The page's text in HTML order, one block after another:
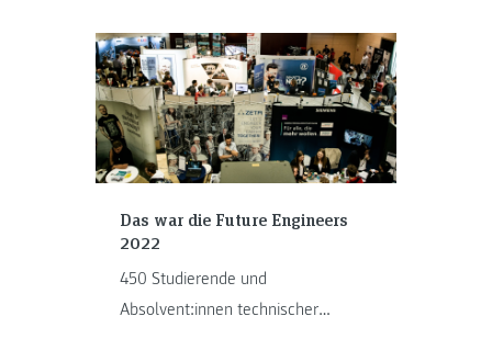
Das war die Future Engineers
2022
450 Studierende und
Absolvent:innen technischer